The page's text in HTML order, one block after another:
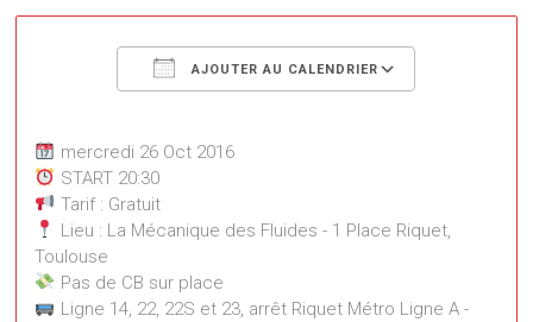
AJOUTER AU CALENDRIER
Télécharger ICS
mercredi 26 Oct 2016
START 20:30
Tarif : Gratuit
Lieu : La Mécanique des Fluides - 1 Place Riquet,
Toulouse
Pas de CB sur place
Ligne 14, 22, 22S et 23, arrêt Riquet Métro Ligne A -